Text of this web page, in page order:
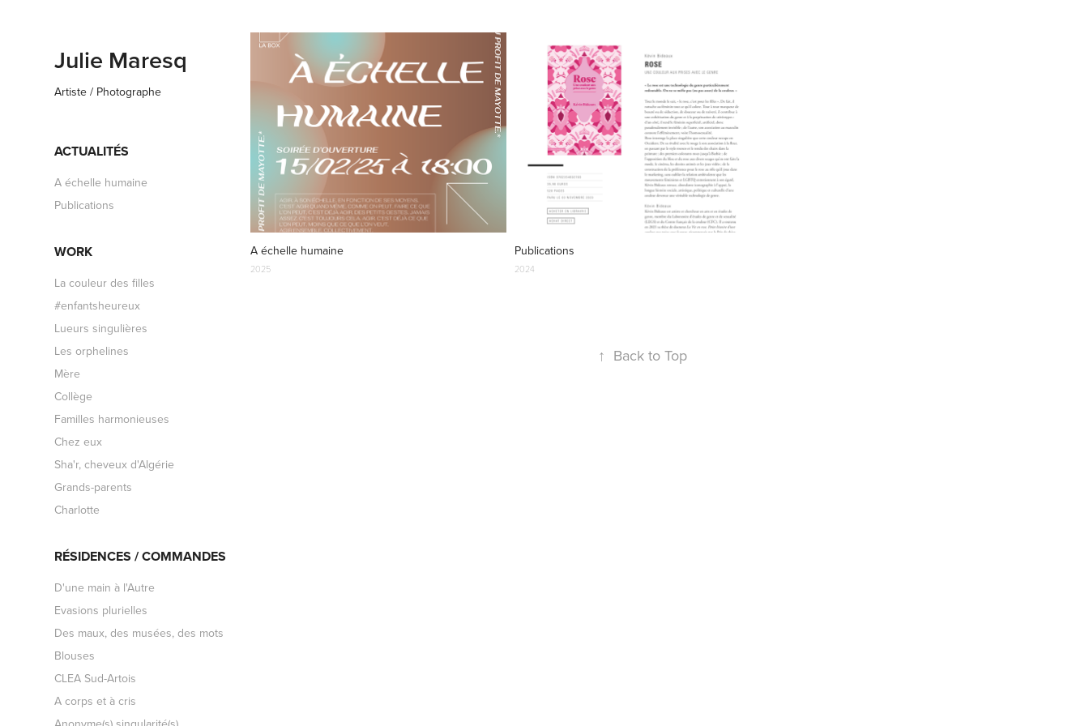
Julie Maresq
Artiste / Photographe
ACTUALITÉS
A échelle humaine
Publications
WORK
La couleur des filles
#enfantsheureux
Lueurs singulières
Les orphelines
Mère
Collège
Familles harmonieuses
Chez eux
Sha'r, cheveux d'Algérie
Grands-parents
Charlotte
RÉSIDENCES / COMMANDES
D'une main à l'Autre
Evasions plurielles
Des maux, des musées, des mots
Blouses
CLEA Sud-Artois
A corps et à cris
A échelle humaine
2025
Publications
2024
↑ Back to Top